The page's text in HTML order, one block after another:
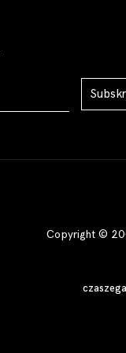
Copyright ©